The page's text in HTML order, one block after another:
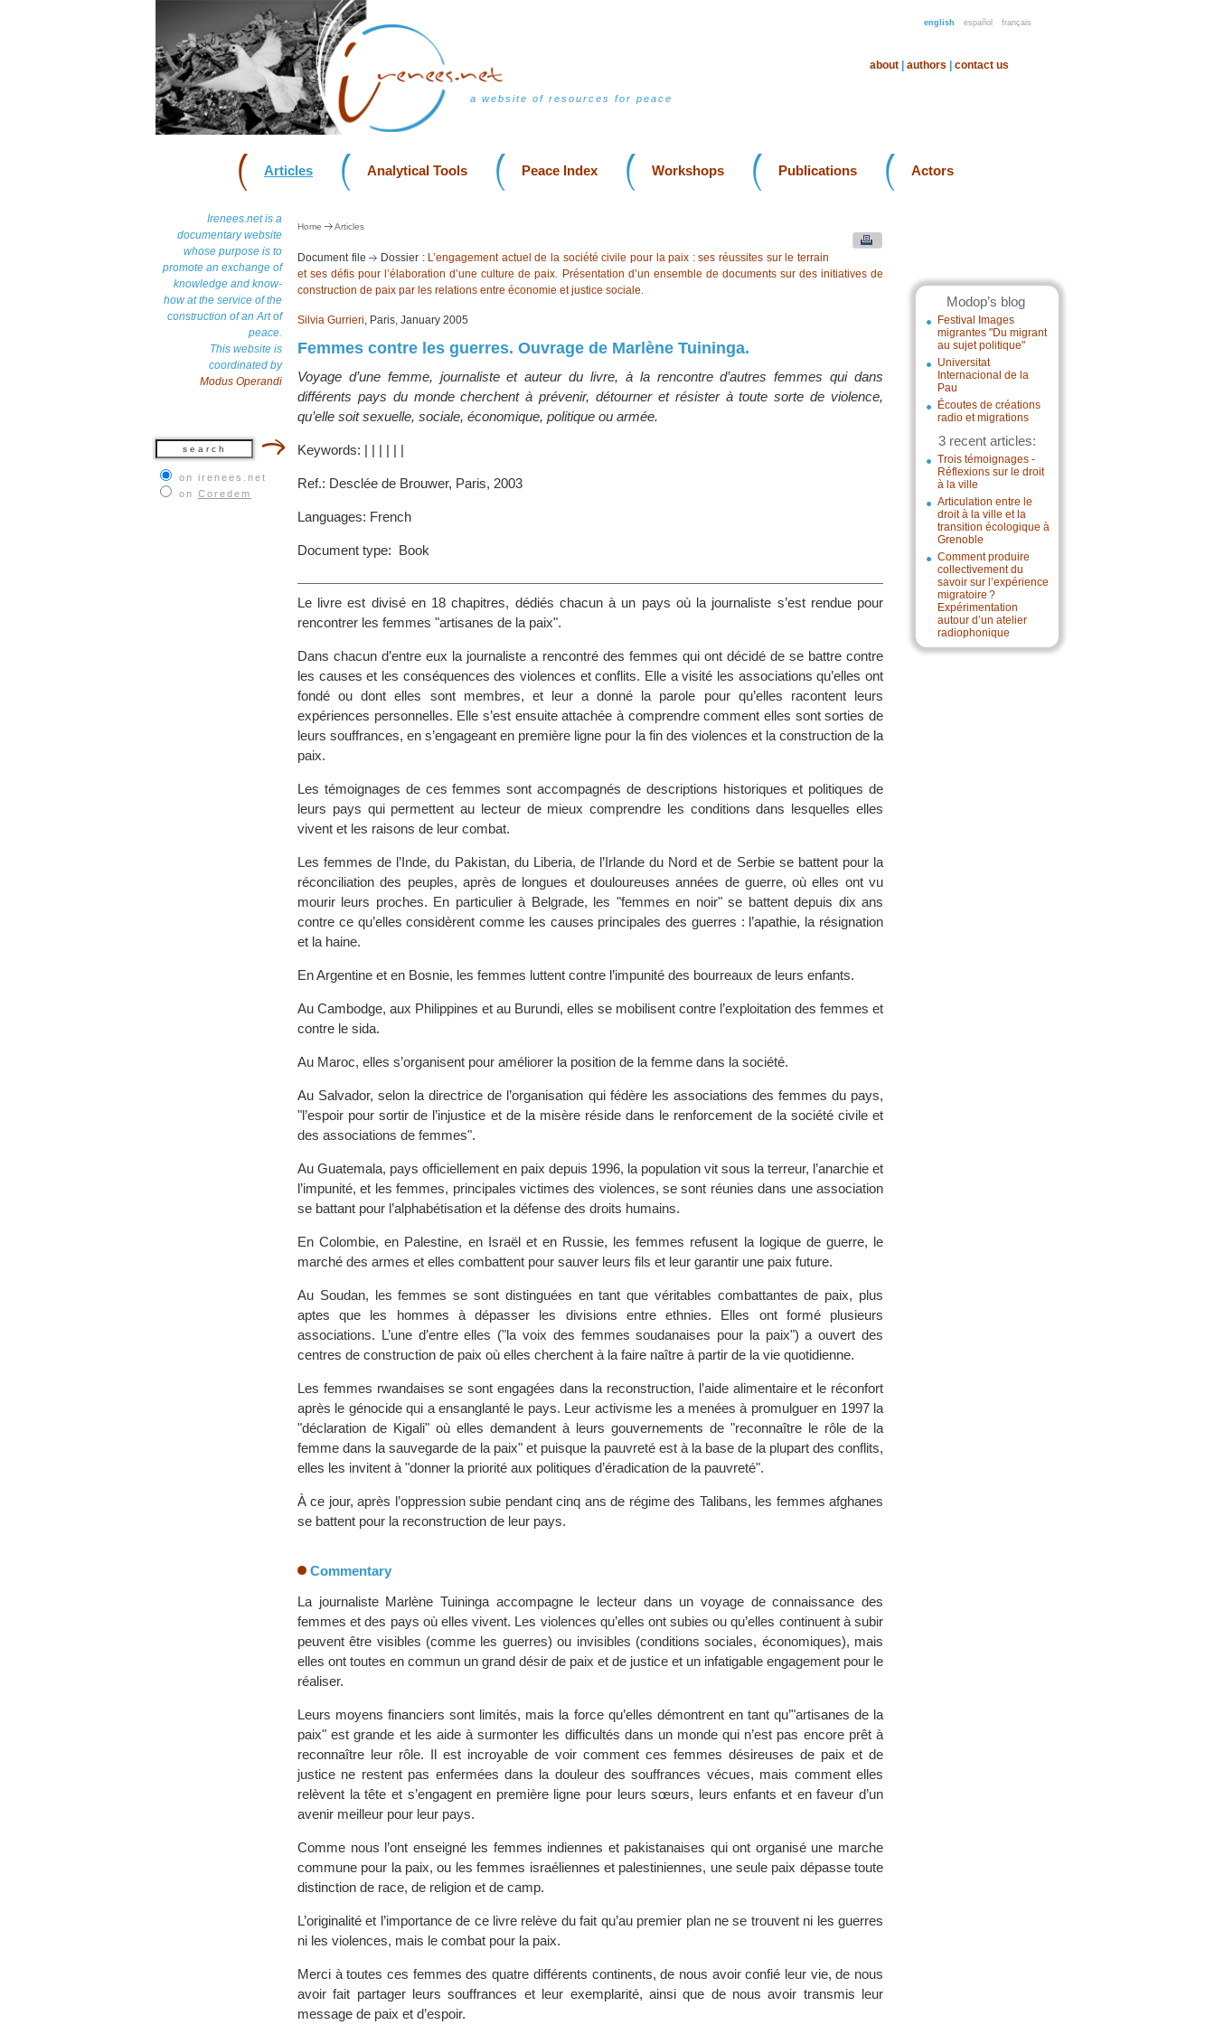
english español français
a website of resources for peace
about authors contact us
Articles Analytical Tools Peace Index Workshops Publications Actors
Irenees.net is a
documentary website
whose purpose is to
promote an exchange of
knowledge and know-
how at the service of the
construction of an Art of
peace.
This website is
coordinated by
Modus Operandi
on irenees.net
on Coredem
Modop’s blog
Festival Images
migrantes "Du migrant
au sujet politique"
Universitat
Internacional de la
Pau
Écoutes de créations
radio et migrations
3 recent articles:
Trois témoignages -
Réflexions sur le droit
à la ville
Articulation entre le
droit à la ville et la
transition écologique à
Grenoble
Comment produire
collectivement du
savoir sur l’expérience
migratoire ?
Expérimentation
autour d’un atelier
radiophonique
Home Articles
Document file Dossier : L’engagement actuel de la société civile pour la paix : ses réussites sur le terrain
et ses défis pour l’élaboration d’une culture de paix. Présentation d’un ensemble de documents sur des initiatives de
construction de paix par les relations entre économie et justice sociale.
Silvia Gurrieri, Paris, January 2005
Femmes contre les guerres. Ouvrage de Marlène Tuininga.
Voyage d’une femme, journaliste et auteur du livre, à la rencontre d’autres femmes qui dans
différents pays du monde cherchent à prévenir, détourner et résister à toute sorte de violence,
qu’elle soit sexuelle, sociale, économique, politique ou armée.
Keywords: | | | | | |
Ref.: Desclée de Brouwer, Paris, 2003
Languages: French
Document type: Book
Le livre est divisé en 18 chapitres, dédiés chacun à un pays où la journaliste s’est rendue pour
rencontrer les femmes "artisanes de la paix".
Dans chacun d’entre eux la journaliste a rencontré des femmes qui ont décidé de se battre contre
les causes et les conséquences des violences et conflits. Elle a visité les associations qu’elles ont
fondé ou dont elles sont membres, et leur a donné la parole pour qu’elles racontent leurs
expériences personnelles. Elle s’est ensuite attachée à comprendre comment elles sont sorties de
leurs souffrances, en s’engageant en première ligne pour la fin des violences et la construction de la
paix.
Les témoignages de ces femmes sont accompagnés de descriptions historiques et politiques de
leurs pays qui permettent au lecteur de mieux comprendre les conditions dans lesquelles elles
vivent et les raisons de leur combat.
Les femmes de l’Inde, du Pakistan, du Liberia, de l’Irlande du Nord et de Serbie se battent pour la
réconciliation des peuples, après de longues et douloureuses années de guerre, où elles ont vu
mourir leurs proches. En particulier à Belgrade, les "femmes en noir" se battent depuis dix ans
contre ce qu’elles considèrent comme les causes principales des guerres : l’apathie, la résignation
et la haine.
En Argentine et en Bosnie, les femmes luttent contre l’impunité des bourreaux de leurs enfants.
Au Cambodge, aux Philippines et au Burundi, elles se mobilisent contre l’exploitation des femmes et
contre le sida.
Au Maroc, elles s’organisent pour améliorer la position de la femme dans la société.
Au Salvador, selon la directrice de l’organisation qui fédère les associations des femmes du pays,
"l’espoir pour sortir de l’injustice et de la misère réside dans le renforcement de la société civile et
des associations de femmes".
Au Guatemala, pays officiellement en paix depuis 1996, la population vit sous la terreur, l’anarchie et
l’impunité, et les femmes, principales victimes des violences, se sont réunies dans une association
se battant pour l’alphabétisation et la défense des droits humains.
En Colombie, en Palestine, en Israël et en Russie, les femmes refusent la logique de guerre, le
marché des armes et elles combattent pour sauver leurs fils et leur garantir une paix future.
Au Soudan, les femmes se sont distinguées en tant que véritables combattantes de paix, plus
aptes que les hommes à dépasser les divisions entre ethnies. Elles ont formé plusieurs
associations. L’une d’entre elles ("la voix des femmes soudanaises pour la paix") a ouvert des
centres de construction de paix où elles cherchent à la faire naître à partir de la vie quotidienne.
Les femmes rwandaises se sont engagées dans la reconstruction, l’aide alimentaire et le réconfort
après le génocide qui a ensanglanté le pays. Leur activisme les a menées à promulguer en 1997 la
"déclaration de Kigali" où elles demandent à leurs gouvernements de "reconnaître le rôle de la
femme dans la sauvegarde de la paix" et puisque la pauvreté est à la base de la plupart des conflits,
elles les invitent à "donner la priorité aux politiques d’éradication de la pauvreté".
À ce jour, après l’oppression subie pendant cinq ans de régime des Talibans, les femmes afghanes
se battent pour la reconstruction de leur pays.
Commentary
La journaliste Marlène Tuininga accompagne le lecteur dans un voyage de connaissance des
femmes et des pays où elles vivent. Les violences qu’elles ont subies ou qu’elles continuent à subir
peuvent être visibles (comme les guerres) ou invisibles (conditions sociales, économiques), mais
elles ont toutes en commun un grand désir de paix et de justice et un infatigable engagement pour le
réaliser.
Leurs moyens financiers sont limités, mais la force qu’elles démontrent en tant qu’"artisanes de la
paix" est grande et les aide à surmonter les difficultés dans un monde qui n’est pas encore prêt à
reconnaître leur rôle. Il est incroyable de voir comment ces femmes désireuses de paix et de
justice ne restent pas enfermées dans la douleur des souffrances vécues, mais comment elles
relèvent la tête et s’engagent en première ligne pour leurs sœurs, leurs enfants et en faveur d’un
avenir meilleur pour leur pays.
Comme nous l’ont enseigné les femmes indiennes et pakistanaises qui ont organisé une marche
commune pour la paix, ou les femmes israéliennes et palestiniennes, une seule paix dépasse toute
distinction de race, de religion et de camp.
L’originalité et l’importance de ce livre relève du fait qu’au premier plan ne se trouvent ni les guerres
ni les violences, mais le combat pour la paix.
Merci à toutes ces femmes des quatre différents continents, de nous avoir confié leur vie, de nous
avoir fait partager leurs souffrances et leur exemplarité, ainsi que de nous avoir transmis leur
message de paix et d’espoir.